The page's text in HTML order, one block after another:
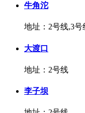
牛角沱
地址：2号线,3号
大渡口
地址：2号线
李子坝